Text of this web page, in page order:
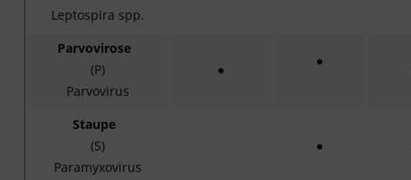
Leptospira spp.
Parvovirose
(P)
Parvovirus
●
●
Staupe
(S)
Paramyxovirus
●